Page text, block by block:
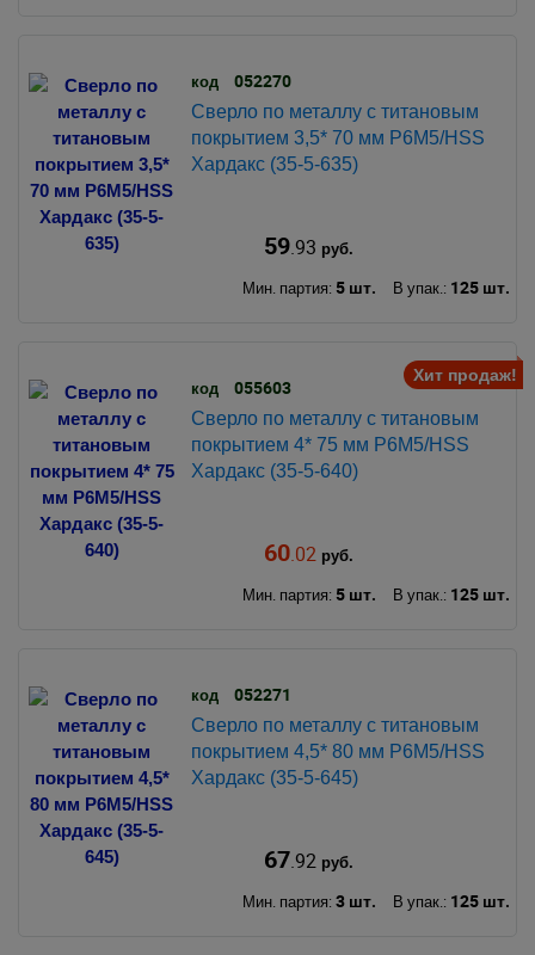
код 052270
Сверло по металлу с титановым
покрытием 3,5* 70 мм Р6М5/HSS
Хардакс (35-5-635)
59.93 руб.
Мин. партия: 5 шт. В упак.: 125 шт.
Хит продаж!
код 055603
Сверло по металлу с титановым
покрытием 4* 75 мм Р6М5/HSS
Хардакс (35-5-640)
60.02руб.
Мин. партия: 5 шт. В упак.: 125 шт.
код 052271
Сверло по металлу с титановым
покрытием 4,5* 80 мм Р6М5/HSS
Хардакс (35-5-645)
67.92руб.
Мин. партия: 3 шт. В упак.: 125 шт.